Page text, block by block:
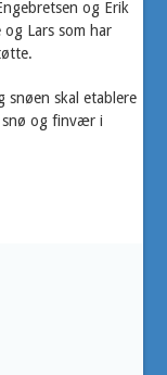
og Erik
Lars som har
snøen skal etablere
snø og finvær i